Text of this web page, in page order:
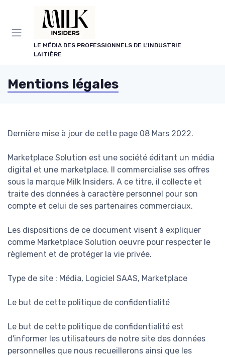
LE MÉDIA DES PROFESSIONNELS DE L'INDUSTRIE
LAITIÈRE
Mentions légales
Dernière mise à jour de cette page 08 Mars 2022.
Marketplace Solution est une société éditant un média
digital et une marketplace. Il commercialise ses offres
sous la marque Milk Insiders. A ce titre, il collecte et
traite des données à caractère personnel pour son
compte et celui de ses partenaires commerciaux.
Les dispositions de ce document visent à expliquer
comme Marketplace Solution oeuvre pour respecter le
règlement et de protéger la vie privée.
Type de site : Média, Logiciel SAAS, Marketplace
Le but de cette politique de confidentialité
Le but de cette politique de confidentialité est
d'informer les utilisateurs de notre site des données
personnelles que nous recueillerons ainsi que les